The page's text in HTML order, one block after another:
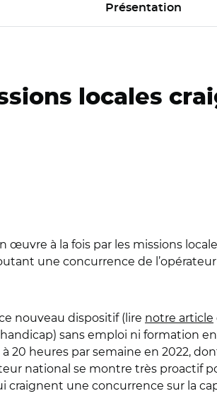
Présentation
locales
à la fois par les missions
une concurrence de
nouveau dispositif (lire notre article
sans emploi ni formation
20 heures par semaine en 2022,
national se montre très proactif
craignent une concurrence sur la